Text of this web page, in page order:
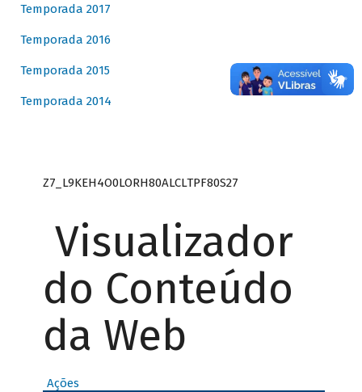
Temporada 2017
Temporada 2016
Temporada 2015
Temporada 2014
Z7_L9KEH4O0LORH80ALCLTPF80S27
Visualizador
do Conteúdo
da Web
Ações